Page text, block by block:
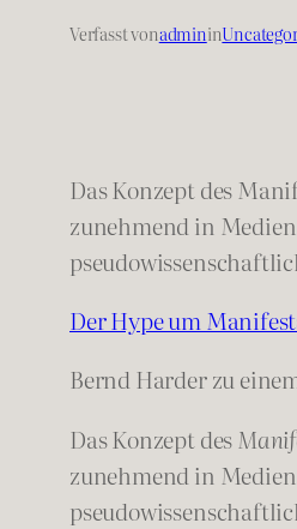
Verfasst vonadminin
Das Konzept des
zunehmend in
Der Hype um
Bernd Harder zu
Das Konzept des
zunehmend in